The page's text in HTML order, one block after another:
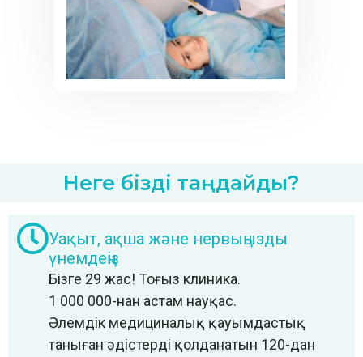
Неге бізді таңдайды?
Уақыт, ақша және нервыңызды
үнемдеңіз
Бізге 29 жас! Тоғыз клиника.
1 000 000-нан астам науқас.
Әлемдік медициналық қауымдастық
таныған әдістерді қолданатын 120-дан